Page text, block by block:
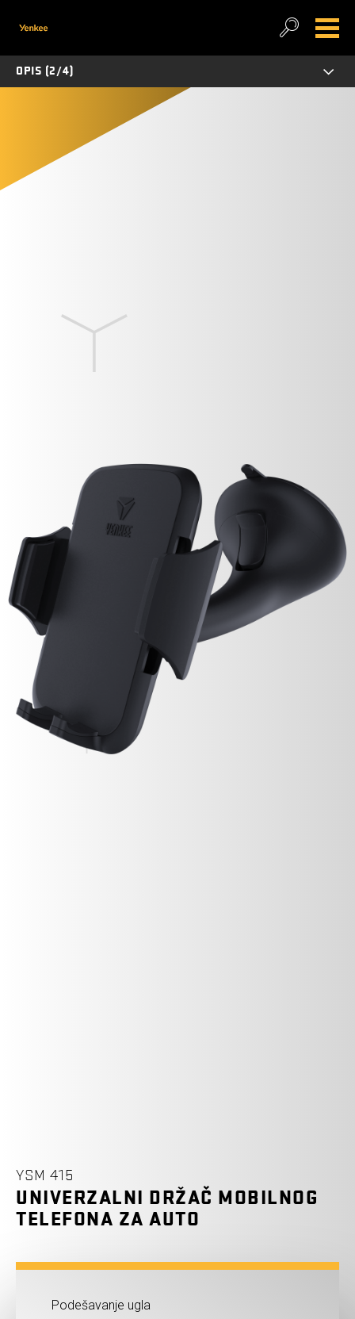
OPIS (2/4)
YSM 415
UNIVERZALNI DRŽAČ MOBILNOG
TELEFONA ZA AUTO
Podešavanje ugla